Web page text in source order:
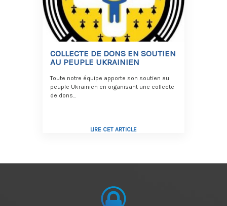
COLLECTE DE DONS EN SOUTIEN
AU PEUPLE UKRAINIEN
Toute notre équipe apporte son soutien au
peuple Ukrainien en organisant une collecte
de dons…
LIRE CET ARTICLE